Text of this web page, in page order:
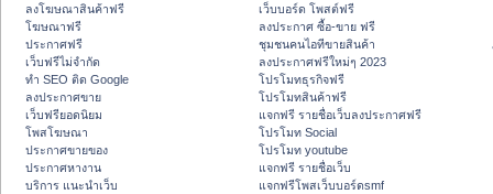
ลงโฆษณาสินค้าฟรี
โฆษณาฟรี
ประกาศฟรี
เว็บฟรีไม่จำกัด
ทำ SEO ติด Google
ลงประกาศขาย
เว็บฟรียอดนิยม
โพสโฆษณา
ประกาศขายของ
ประกาศหางาน
บริการ แนะนำเว็บ
เว็บบอร์ด โพสต์ฟรี
ลงประกาศ ซื้อ-ขาย ฟรี
ชุมชนคนไอทีขายสินค้า
ลงประกาศฟรีใหม่ๆ 2023
โปรโมทธุรกิจฟรี
โปรโมทสินค้าฟรี
แจกฟรี รายชื่อเว็บลงประกาศฟรี
โปรโมท Social
โปรโมท youtube
แจกฟรี รายชื่อเว็บ
แจกฟรีโพสเว็บบอร์ดsmf